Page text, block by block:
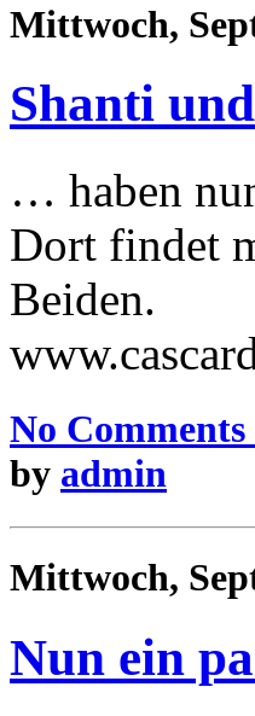
Mittwoch,
Shanti
… haben
Dort findet
Beiden.
No Comments
by admin
Mittwoch,
Nun ein